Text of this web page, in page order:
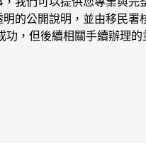
的公開說明，並由移民
，但後續相關手續辦理